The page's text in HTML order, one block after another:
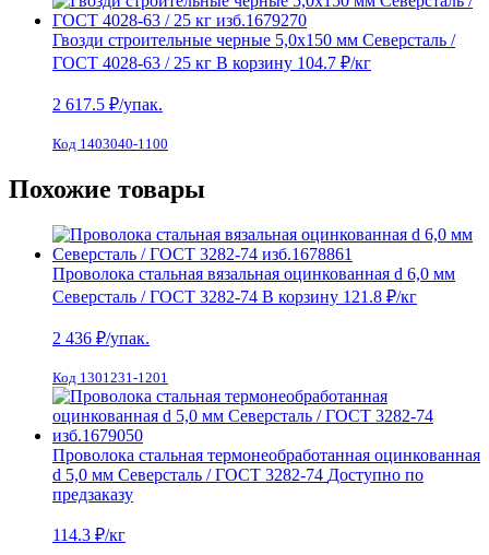
Гвозди строительные черные 5,0х150 мм Северсталь /
ГОСТ 4028-63 / 25 кг В корзину 104.7 ₽/кг
2 617.5 ₽/упак.
Код 1403040-1100
Похожие товары
Проволока стальная вязальная оцинкованная d 6,0 мм
Северсталь / ГОСТ 3282-74 В корзину 121.8 ₽/кг
2 436 ₽/упак.
Код 1301231-1201
Проволока стальная термонеобработанная оцинкованная
d 5,0 мм Северсталь / ГОСТ 3282-74 Доступно по
предзаказу
114.3 ₽/кг